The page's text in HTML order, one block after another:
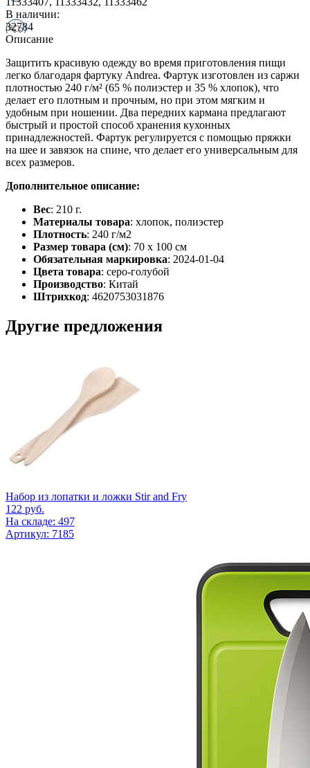
В наличии:
32784
Описание
Защитить красивую одежду во время приготовления пищи
легко благодаря фартуку Andrea. Фартук изготовлен из саржи
плотностью 240 г/м² (65 % полиэстер и 35 % хлопок), что
делает его плотным и прочным, но при этом мягким и
удобным при ношении. Два передних кармана предлагают
быстрый и простой способ хранения кухонных
принадлежностей. Фартук регулируется с помощью пряжки
на шее и завязок на спине, что делает его универсальным для
всех размеров.
Дополнительное описание:
Вес: 210 г.
Материалы товара: хлопок, полиэстер
Плотность: 240 г/м2
Размер товара (см): 70 х 100 см
Обязательная маркировка: 2024-01-04
Цвета товара: серо-голубой
Производство: Китай
Штрихкод: 4620753031876
Другие предложения
Набор из лопатки и ложки Stir and Fry
122 руб.
На складе: 497
Артикул: 7185